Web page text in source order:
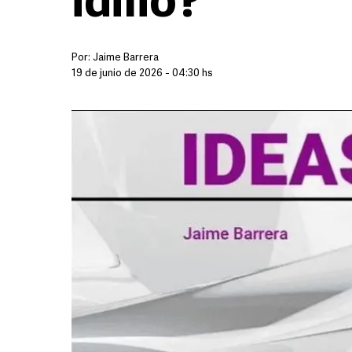
Por: Jaime Barrera
19 de junio de 2026 - 04:30 hs